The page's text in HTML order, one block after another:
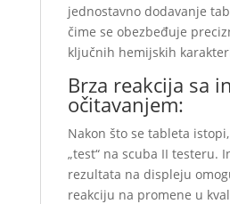
jednostavno dodavanje
čime se obezbeđuje
ključnih hemijskih
Brza reakcija sa
očitavanjem:
Nakon što se tableta
„test“ na scuba II testeru.
rezultata na displeju
reakciju na promene u